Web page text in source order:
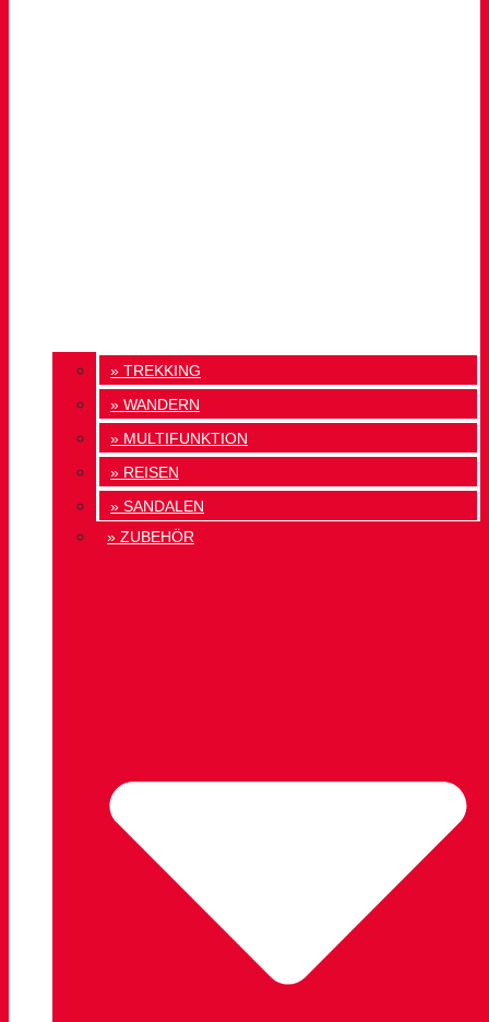
» TREKKING
» WANDERN
» MULTIFUNKTION
» REISEN
» SANDALEN
» ZUBEHÖR